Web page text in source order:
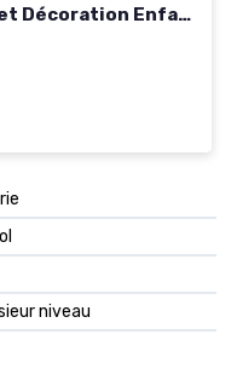
Décoration Enfant
Blanc
niveau